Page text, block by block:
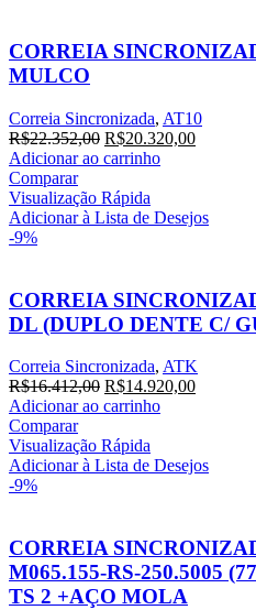
CORREIA
MULCO
Correia Sincronizada, AT10
R$22.352,00 O
preço
era:
R$22.352,00.
R$20.320,00O
Adicionar ao carrinho
Comparar
Visualização Rápida
Adicionar à Lista de Desejos
-9%
CORREIA
DL (DUPLO DENTE C/
Correia Sincronizada, ATK
R$16.412,00 O
preço
era:
R$16.412,00.
R$14.920,00O
Adicionar ao carrinho
Comparar
Visualização Rápida
Adicionar à Lista de Desejos
-9%
CORREIA
M065.155-RS-250.5005
TS 2 +AÇO MOLA